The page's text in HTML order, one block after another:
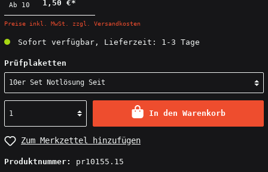
Ab 10 1,50 €*
Preise inkl. MwSt. zzgl. Versandkosten
Sofort verfügbar, Lieferzeit: 1-3 Tage
Prüfplaketten
In den Warenkorb
Zum Merkzettel hinzufügen
Produktnummer: pr10155.15